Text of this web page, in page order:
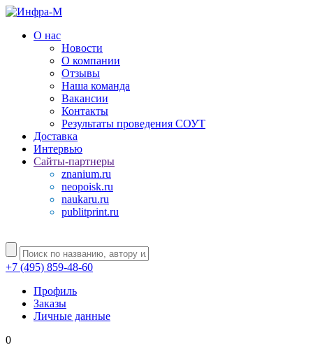
О нас
Новости
О компании
Отзывы
Наша команда
Вакансии
Контакты
Результаты проведения СОУТ
Доставка
Интервью
Сайты-партнеры
znanium.ru
neopoisk.ru
naukaru.ru
publitprint.ru
+7 (495) 859-48-60
Профиль
Заказы
Личные данные
0